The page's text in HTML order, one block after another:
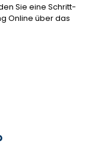
Sie eine Schritt-
Online über das